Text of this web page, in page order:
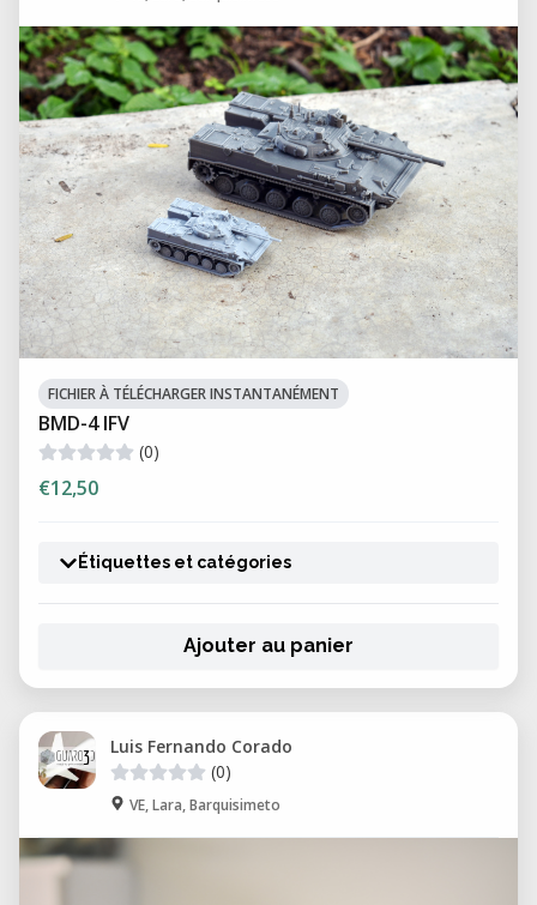
FICHIER À TÉLÉCHARGER INSTANTANÉMENT
BMD-4 IFV
(0)
€12,50
Étiquettes et catégories
Ajouter au panier
Luis Fernando Corado
(0)
VE, Lara, Barquisimeto